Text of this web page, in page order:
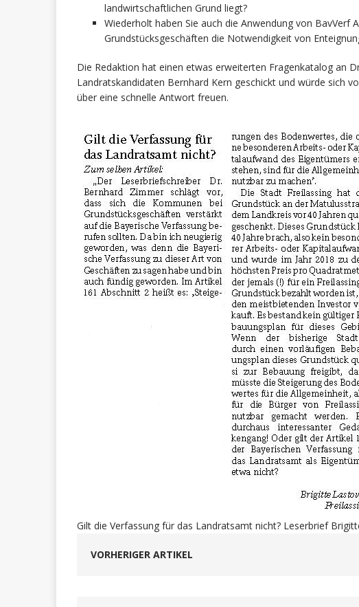
landwirtschaftlichen Grund liegt?
Wiederholt haben Sie auch die Anwendung von BavVerf
Grundstücksgeschäften die Notwendigkeit von
Die Redaktion hat einen etwas erweiterten Fragenkatalog an
Landratskandidaten Bernhard Kern geschickt und würde sich
über eine schnelle Antwort freuen.
Gilt die Verfassung für das Landratsamt nicht? Leserbrief
VORHERIGER ARTIKEL